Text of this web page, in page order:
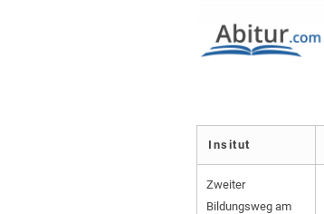
Insitut
Zweiter
Bildungsweg am